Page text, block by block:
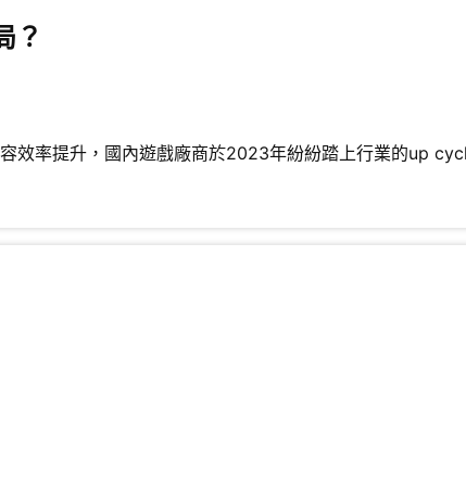
？
效率提升，國內遊戲廠商於2023年紛紛踏上行業的up